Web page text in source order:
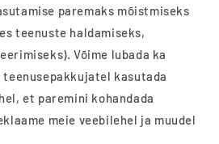
paremaks mõistmiseks
teenuste haldamiseks,
Võime lubada ka
kasutada
et paremini kohandada
meie veebilehel ja muudel